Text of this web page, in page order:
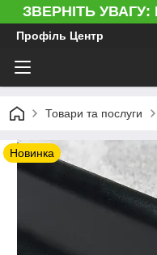
ЗВЕРНІТЬ
Профіль Центр
Товари та послуги
Новинка